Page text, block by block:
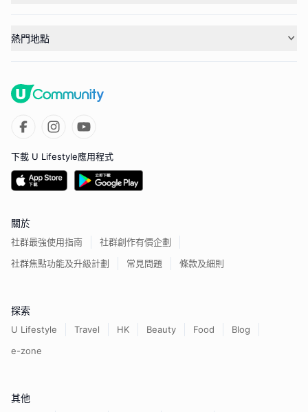
熱門地點
下載 U Lifestyle應用程式
關於
社群最強使用指南
社群創作有價企劃
社群焦點功能及升級計劃
常見問題 條款及細則
探索
U Lifestyle Travel HK Beauty Food
Blog
e-zone
其他